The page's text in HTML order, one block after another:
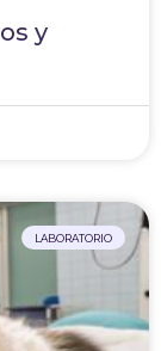
y
LABORATORIO